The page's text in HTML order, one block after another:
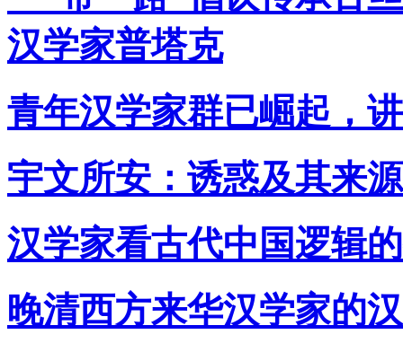
汉学家普塔克
青年汉学家群已崛起，
宇文所安：诱惑及其来源
汉学家看古代中国逻辑
晚清西方来华汉学家的
·世界汉学中心携手各国汉学家共话
二十大 ·《中国丛报》早期的“书
立与发展（19~20世纪初
白乐桑：
汉学给人感觉是形而上的好奇” ·哈
佛大学女教授田晓菲：《金瓶梅》
出去？ ·关于中国早期文献的一个假
设 ·美国汉学家：20世纪，邓小平对
中国诺奖作家？ · 历经200年的法国
汉学，该如何延续昔日荣光 ·国族主
义与政治符号 ·Alexandre Stroev：